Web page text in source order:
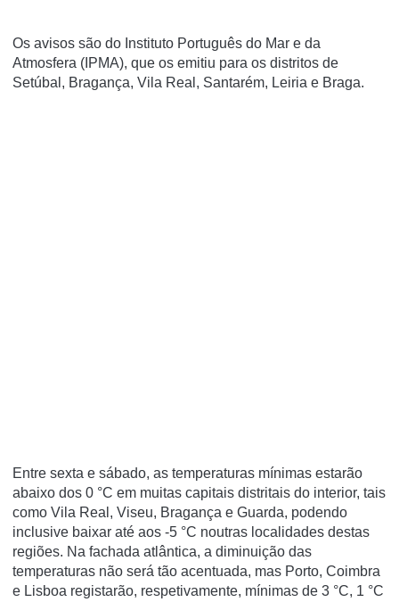
Os avisos são do Instituto Português do Mar e da
Atmosfera (IPMA), que os emitiu para os distritos de
Setúbal, Bragança, Vila Real, Santarém, Leiria e Braga.
Entre sexta e sábado, as temperaturas mínimas estarão
abaixo dos 0 °C em muitas capitais distritais do interior, tais
como Vila Real, Viseu, Bragança e Guarda, podendo
inclusive baixar até aos -5 °C noutras localidades destas
regiões. Na fachada atlântica, a diminuição das
temperaturas não será tão acentuada, mas Porto, Coimbra
e Lisboa registarão, respetivamente, mínimas de 3 °C, 1 °C